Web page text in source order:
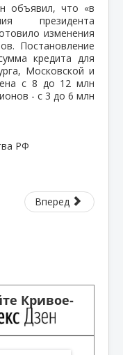
объявил, что «в
президента
изменения
Постановление
кредита для
Московской и
с 8 до 12 млн
- с 3 до 6 млн
РФ
Вперед
Кривое-